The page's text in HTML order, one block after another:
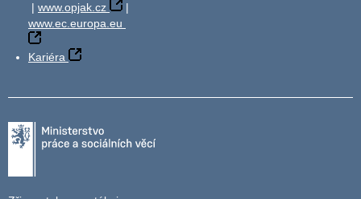
| www.opjak.cz
|
www.ec.europa.eu
Kariéra